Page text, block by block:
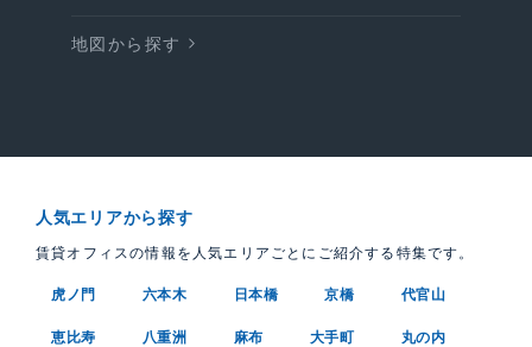
地図から探す
人気エリアから探す
賃貸オフィスの情報を人気エリアごとにご紹介する特集です。
虎ノ門 六本木 日本橋 京橋 代官山
恵比寿 八重洲 麻布 大手町 丸の内